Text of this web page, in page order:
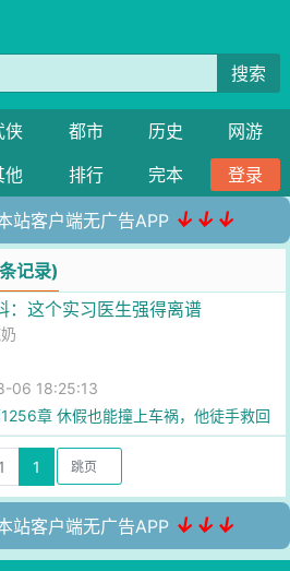
搜索
侠 都市 历史
网游
他 排行 完本 登录
站客户端无广告APP ↓↓↓
记录)
：这个实习医生强得离谱
06 18:25:13
章 休假也能撞上车祸，他徒手救回
1
站客户端无广告APP ↓↓↓